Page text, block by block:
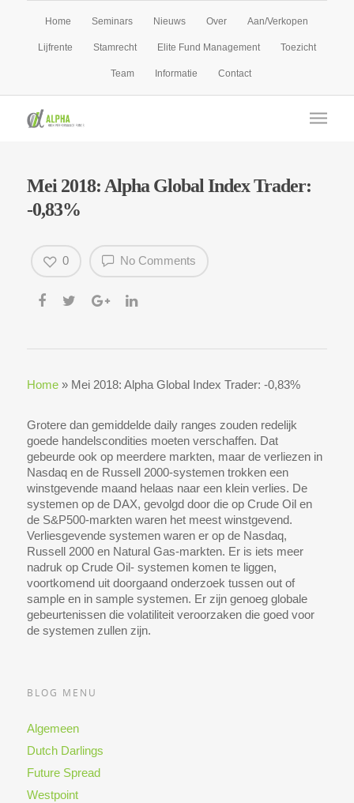
Home Seminars Nieuws Over Aan/Verkopen
Lijfrente Stamrecht Elite Fund Management Toezicht
Team Informatie Contact
Mei 2018: Alpha Global Index Trader:
-0,83%
No Comments
0
Home» Mei 2018: Alpha Global Index Trader: -0,83%
Grotere dan gemiddelde daily ranges zouden redelijk
goede handelscondities moeten verschaffen. Dat
gebeurde ook op meerdere markten, maar de verliezen in
Nasdaq en de Russell 2000-systemen trokken een
winstgevende maand helaas naar een klein verlies. De
systemen op de DAX, gevolgd door die op Crude Oil en
de S&P500-markten waren het meest winstgevend.
Verliesgevende systemen waren er op de Nasdaq,
Russell 2000 en Natural Gas-markten. Er is iets meer
nadruk op Crude Oil- systemen komen te liggen,
voortkomend uit doorgaand onderzoek tussen out of
sample en in sample systemen. Er zijn genoeg globale
gebeurtenissen die volatiliteit veroorzaken die goed voor
de systemen zullen zijn.
BLOG MENU
Algemeen
Dutch Darlings
Future Spread
Westpoint